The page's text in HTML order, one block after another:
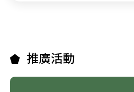
推廣活動